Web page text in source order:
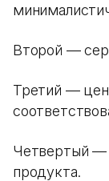
Второй —
Третий —
Четвертый —
продукта.